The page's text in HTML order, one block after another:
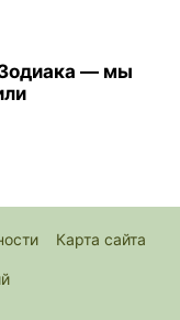
— мы
Карта сайта